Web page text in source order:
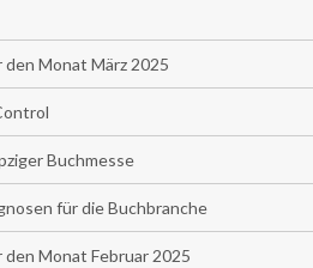
Monat März 2025
Buchmesse
für die Buchbranche
Monat Februar 2025